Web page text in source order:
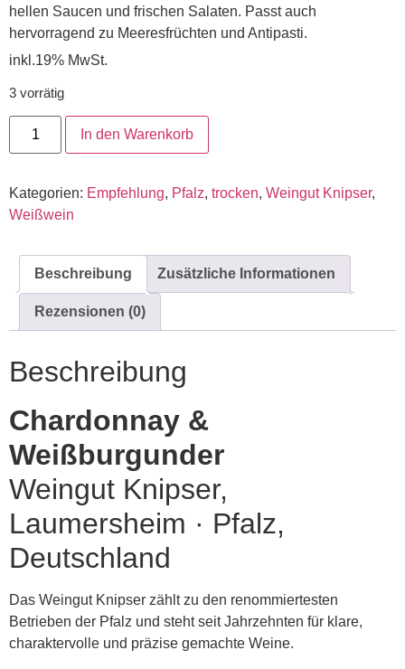
hellen Saucen und frischen Salaten. Passt auch
hervorragend zu Meeresfrüchten und Antipasti.
inkl.19% MwSt.
3 vorrätig
In den Warenkorb
Kategorien: Empfehlung, Pfalz, trocken, Weingut Knipser,
Weißwein
Beschreibung Zusätzliche Informationen
Rezensionen (0)
Beschreibung
Chardonnay &
Weißburgunder
Weingut Knipser,
Laumersheim · Pfalz,
Deutschland
Das Weingut Knipser zählt zu den renommiertesten
Betrieben der Pfalz und steht seit Jahrzehnten für klare,
charaktervolle und präzise gemachte Weine.